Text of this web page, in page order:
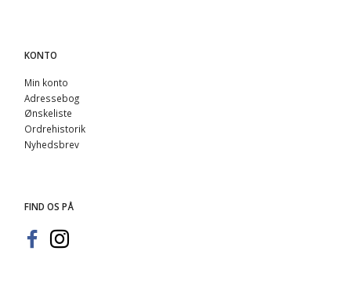
KONTO
Min konto
Adressebog
Ønskeliste
Ordrehistorik
Nyhedsbrev
FIND OS PÅ